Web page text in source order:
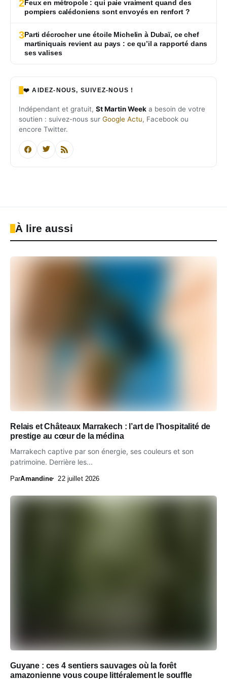
2Feux en métropole : qui paie vraiment quand des
pompiers calédoniens sont envoyés en renfort ?
3Parti décrocher une étoile Michelin à Dubaï, ce chef
martiniquais revient au pays : ce qu’il a rapporté dans
ses valises
❤️ AIDEZ-NOUS, SUIVEZ-NOUS !
Indépendant et gratuit, St Martin Week a besoin de votre
soutien : suivez-nous sur Google Actu, Facebook ou
encore Twitter.
À lire aussi
Relais et Châteaux Marrakech : l’art de l’hospitalité de
prestige au cœur de la médina
Marrakech captive par son énergie, ses couleurs et son
patrimoine. Derrière les...
ParAmandine 22 juillet 2026
Guyane : ces 4 sentiers sauvages où la forêt
amazonienne vous coupe littéralement le souffle